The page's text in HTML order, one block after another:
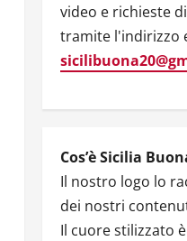
video e richieste
tramite l'indirizzo
Cos’è Sicilia
Il nostro logo lo
dei nostri
Il cuore stilizzato